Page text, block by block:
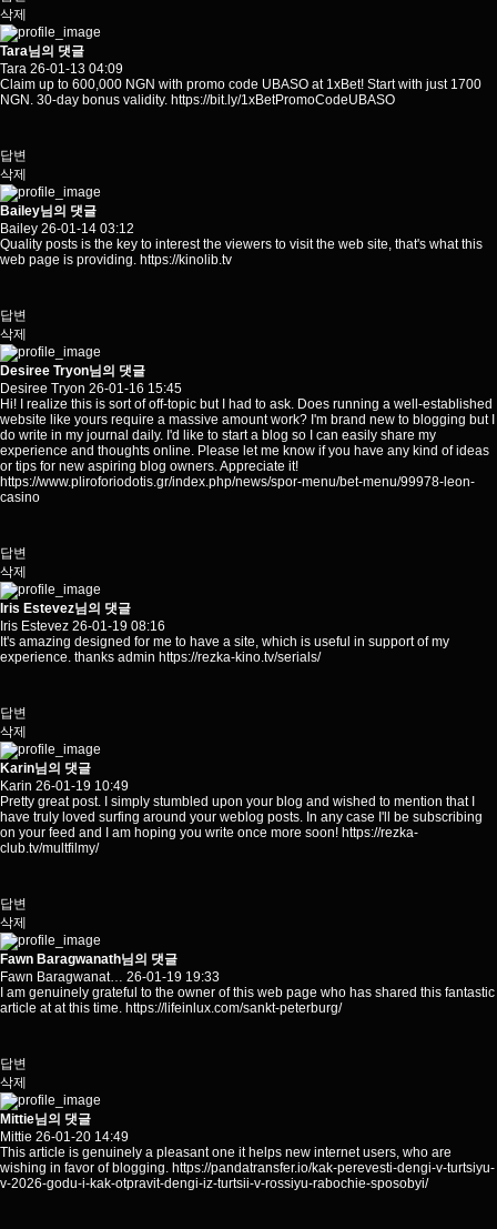
삭제
Tara님의 댓글
Tara 26-01-13 04:09
Claim up to 600,000 NGN with promo code UBASO at 1xBet! Start with just 1700
NGN. 30-day bonus validity. https://bit.ly/1xBetPromoCodeUBASO
답변
삭제
Bailey님의 댓글
Bailey 26-01-14 03:12
Quality posts is the key to interest the viewers to visit the web site, that's what this
web page is providing. https://kinolib.tv
답변
삭제
Desiree Tryon님의 댓글
Desiree Tryon 26-01-16 15:45
Hi! I realize this is sort of off-topic but I had to ask. Does running a well-established
website like yours require a massive amount work? I'm brand new to blogging but I
do write in my journal daily. I'd like to start a blog so I can easily share my
experience and thoughts online. Please let me know if you have any kind of ideas
or tips for new aspiring blog owners. Appreciate it!
https://www.pliroforiodotis.gr/index.php/news/spor-menu/bet-menu/99978-leon-
casino
답변
삭제
Iris Estevez님의 댓글
Iris Estevez 26-01-19 08:16
It's amazing designed for me to have a site, which is useful in support of my
experience. thanks admin https://rezka-kino.tv/serials/
답변
삭제
Karin님의 댓글
Karin 26-01-19 10:49
Pretty great post. I simply stumbled upon your blog and wished to mention that I
have truly loved surfing around your weblog posts. In any case I'll be subscribing
on your feed and I am hoping you write once more soon! https://rezka-
club.tv/multfilmy/
답변
삭제
Fawn Baragwanath님의 댓글
Fawn Baragwanat… 26-01-19 19:33
I am genuinely grateful to the owner of this web page who has shared this fantastic
article at at this time. https://lifeinlux.com/sankt-peterburg/
답변
삭제
Mittie님의 댓글
Mittie 26-01-20 14:49
This article is genuinely a pleasant one it helps new internet users, who are
wishing in favor of blogging. https://pandatransfer.io/kak-perevesti-dengi-v-turtsiyu-
v-2026-godu-i-kak-otpravit-dengi-iz-turtsii-v-rossiyu-rabochie-sposobyi/